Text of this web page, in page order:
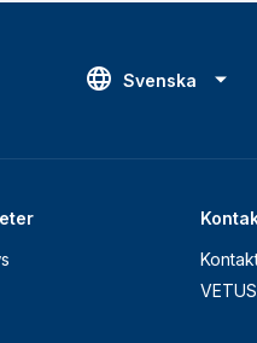
Svenska